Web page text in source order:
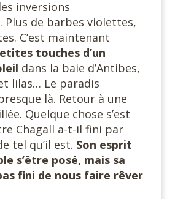
inversions
Plus de barbes violettes,
C’est maintenant
touches d’un
dans la baie d’Antibes,
lilas… Le paradis
là. Retour à une
Quelque chose s’est
Chagall a-t-il fini par
tel qu’il est. Son esprit
s’être posé, mais sa
fini de nous faire rêver